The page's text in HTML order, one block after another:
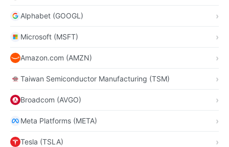
Alphabet (GOOGL)
Microsoft (MSFT)
Amazon.com (AMZN)
Taiwan Semiconductor Manufacturing (TSM)
Broadcom (AVGO)
Meta Platforms (META)
Tesla (TSLA)